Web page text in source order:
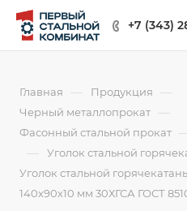
+7 (343)
Главная — Продукция —
Черный металлопрокат —
Фасонный стальной прокат
— Уголок стальной
Уголок стальной
140х90х10 мм 30ХГСА ГОСТ